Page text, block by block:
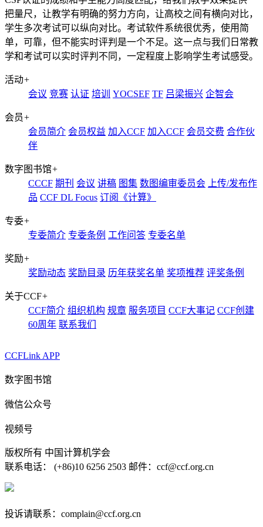
把量尺，让教学有明确的努力方向，让高校之间有横向对比，
学生多次考试可以纵向对比。考试软件系统很优秀，使用简
单，可靠，但不能实时评判是一个不足。这一点与我们日常教
学和考试可以实时评判不同，一定程度上影响学生考试感受。
活动+
会议 竞赛 认证 培训 YOCSEF TF 吕梁振兴 企智会
会员+
会员简介 会员权益 加入CCF 加入CCF 会员交费 合作伙
伴
数字图书馆+
CCCF 期刊 会议 讲稿 图集 数图编审委员会
上传/发布作
品 CCF DL Focus 订阅《计算》
专委+
专委简介 专委条例 工作问答 专委名单
奖励+
奖励动态 奖励目录 历年获奖名单 奖项推荐 评奖条例
关于CCF+
CCF简介 组织机构 规章 服务项目 CCF大事记 CCF创建
60周年 联系我们
CCFLink APP
数字图书馆
微信公众号
视频号
版权所有 中国计算机学会
联系电话： (+86)10 6256 2503 邮件：ccf@ccf.org.cn
投诉请联系：complain@ccf.org.cn